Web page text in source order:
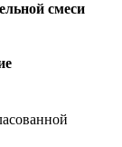
смеси